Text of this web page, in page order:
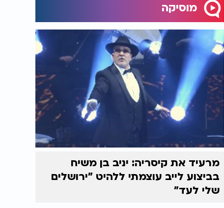
מוסיקה
מרעיד את קיסריה: יניב בן משיח
בביצוע לייב עוצמתי ללהיט "ירושלים
שלי לעד"